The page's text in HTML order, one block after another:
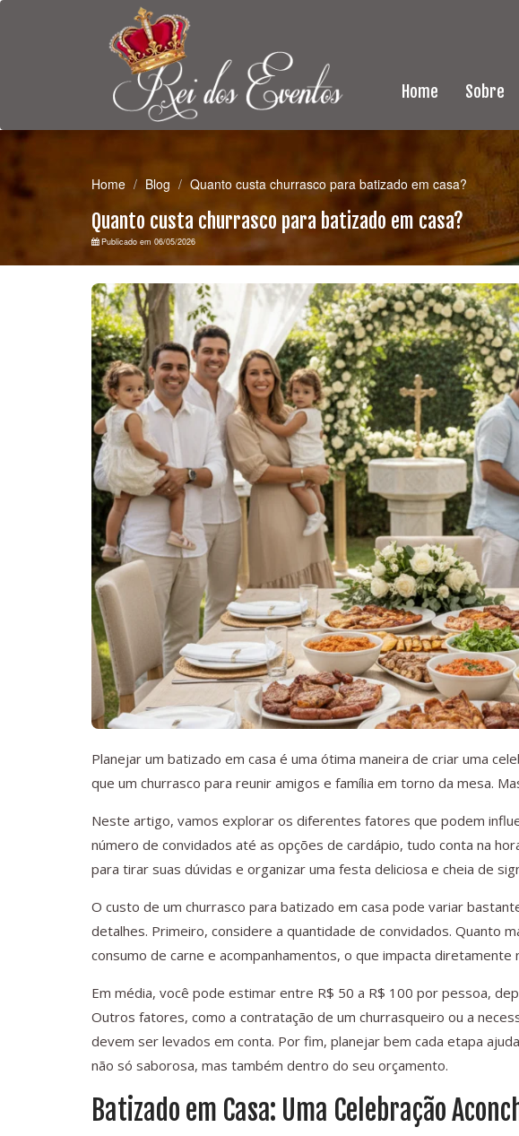
Home Sobre
Home Blog Quanto custa churrasco para batizado em casa?
Quanto custa churrasco para batizado em casa?
Publicado em 06/05/2026
Planejar um batizado em casa é uma ótima maneira de criar uma
que um churrasco para reunir amigos e família em torno da mesa.
Neste artigo, vamos explorar os diferentes fatores que podem
número de convidados até as opções de cardápio, tudo conta na
para tirar suas dúvidas e organizar uma festa deliciosa e cheia de
O custo de um churrasco para batizado em casa pode variar
detalhes. Primeiro, considere a quantidade de convidados. Quanto
consumo de carne e acompanhamentos, o que impacta diretamente
Em média, você pode estimar entre R$ 50 a R$ 100 por pessoa,
Outros fatores, como a contratação de um churrasqueiro ou a
devem ser levados em conta. Por fim, planejar bem cada etapa
não só saborosa, mas também dentro do seu orçamento.
Batizado em Casa: Uma Celebração